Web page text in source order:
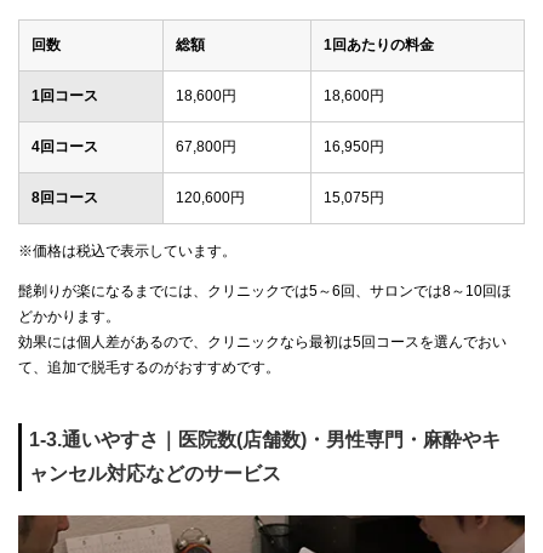
回数 総額 1回あたりの料金
1回コース 18,600円 18,600円
4回コース 67,800円 16,950円
8回コース 120,600円 15,075円
※価格は税込で表示しています。
髭剃りが楽になるまでには、クリニックでは5～6回、サロンでは8～10回ほ
どかかります。
効果には個人差があるので、クリニックなら最初は5回コースを選んでおい
て、追加で脱毛するのがおすすめです。
1-3.通いやすさ｜医院数(店舗数)・男性専門・麻酔やキ
ャンセル対応などのサービス